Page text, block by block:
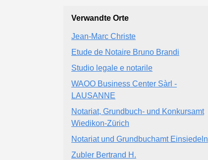
Verwandte Orte
Jean-Marc Christe
Etude de Notaire Bruno Brandi
Studio legale e notarile
WAOO Business Center Sàrl -
LAUSANNE
Notariat, Grundbuch- und Konkursamt
Wiedikon-Zürich
Notariat und Grundbuchamt Einsiedeln
Zubler Bertrand H.